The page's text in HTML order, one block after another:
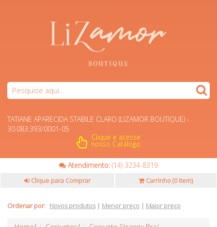
TATIANE APARECIDA STABILE CLARO (LIZAMOR BOUTIQUE) -
30.083.393/0001-05
Clique e acesse
nosso Catálogo
Atendimento: (14) 3234-8319
Clique para Comprar Carrinho (0 item)
Ordenar por: Novos produtos| Menor preço | Maior preço